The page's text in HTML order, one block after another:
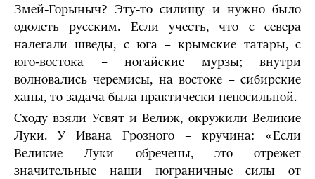
Змей-Горыныч? Эту-то силищу и нужно было
одолеть русским. Если учесть, что с севера
налегали шведы, с юга – крымские татары, с
юго-востока – ногайские мурзы; внутри
волновались черемисы, на востоке – сибирские
ханы, то задача была практически непосильной.
Сходу взяли Усвят и Велиж, окружили Великие
Луки. У Ивана Грозного – кручина: «Если
Великие Луки обречены, это отрежет
значительные наши пограничные силы от